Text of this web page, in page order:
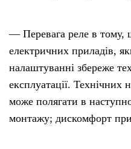
— Перевага реле в тому,
електричних приладів,
налаштуванні збереже
експлуатації. Технічних
може полягати в
монтажу; дискомфорт